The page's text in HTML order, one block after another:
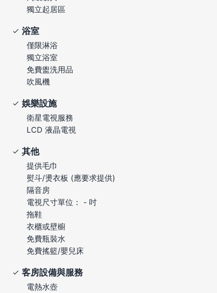
獨立起居區
浴室
僅限淋浴
獨立浴室
免費盥洗用品
吹風機
娛樂設施
衛星電視服務
LCD 液晶電視
其他
提供毛巾
熨斗/燙衣板 (應要求提供)
隔音房
電視尺寸單位： - 吋
拖鞋
衣櫃或壁櫥
免費瓶裝水
免費搖籃/嬰兒床
客房設備與服務
電熱水壺